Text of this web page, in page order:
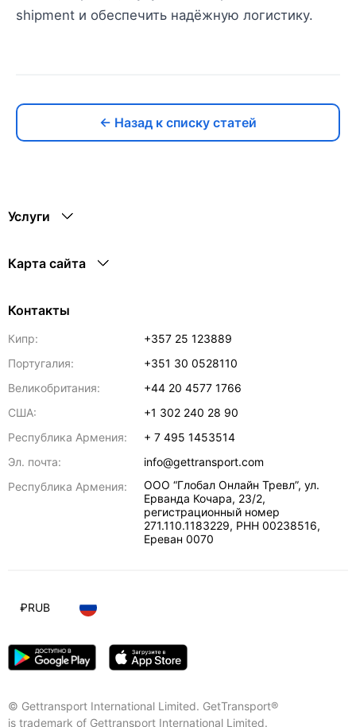
shipment и обеспечить надёжную логистику.
← Назад к списку статей
Услуги
Карта сайта
Контакты
Кипр:
+357 25 123889
Португалия:
+351 30 0528110
Великобритания:
+44 20 4577 1766
США:
+1 302 240 28 90
Республика Армения:
+ 7 495 1453514
Эл. почта:
info@gettransport.com
Республика Армения:
ООО “Глобал Онлайн Тревл”, ул.
Ерванда Кочара, 23/2,
регистрационный номер
271.110.1183229, РНН 00238516,
Ереван 0070
© Gettransport International Limited. GetTransport®
is trademark of Gettransport International Limited.
₽RUB